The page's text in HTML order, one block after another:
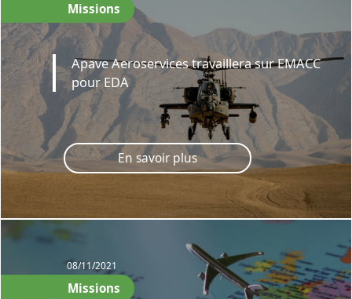
Missions
Apave Aeroservices travaillera sur EMACC
pour EDA
En savoir plus
08/11/2021
Missions